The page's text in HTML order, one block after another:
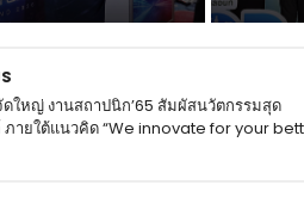
ดใหญ่ งานสถาปนิก’65 สัมผัสนวัตกรรมสุด
ภายใต้แนวคิด “We innovate for your